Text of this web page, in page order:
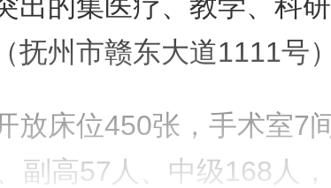
抚州市赣东大道1111号
放床位450张，手术室7
副高57人、中级168人